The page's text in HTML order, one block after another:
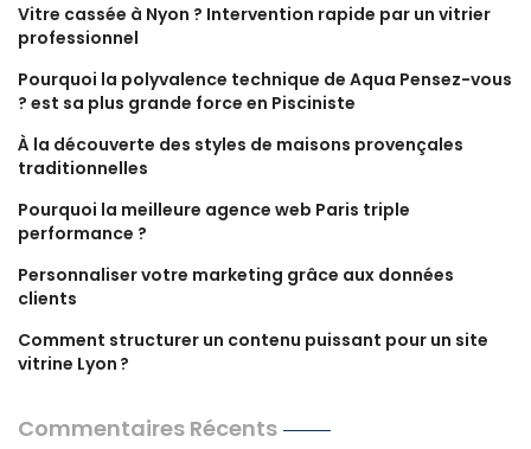
Vitre cassée à Nyon ? Intervention rapide par un vitrier
professionnel
Pourquoi la polyvalence technique de Aqua Pensez-vous
? est sa plus grande force en Pisciniste
À la découverte des styles de maisons provençales
traditionnelles
Pourquoi la meilleure agence web Paris triple
performance ?
Personnaliser votre marketing grâce aux données
clients
Comment structurer un contenu puissant pour un site
vitrine Lyon ?
Commentaires Récents